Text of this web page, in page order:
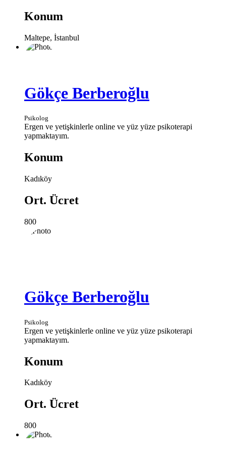
Konum
Maltepe, İstanbul
Gökçe Berberoğlu
Psikolog
Ergen ve yetişkinlerle online ve yüz yüze psikoterapi
yapmaktayım.
Konum
Kadıköy
Ort. Ücret
800
Gökçe Berberoğlu
Psikolog
Ergen ve yetişkinlerle online ve yüz yüze psikoterapi
yapmaktayım.
Konum
Kadıköy
Ort. Ücret
800